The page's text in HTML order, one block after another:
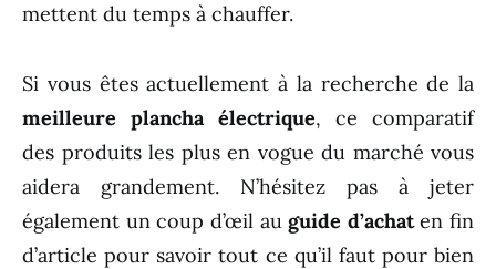
mettent du temps à chauffer.
Si vous êtes actuellement à la recherche de la
meilleure plancha électrique, ce comparatif
des produits les plus en vogue du marché vous
aidera grandement. N’hésitez pas à jeter
également un coup d’œil auguide d’achaten fin
d’article pour savoir tout ce qu’il faut pour bien